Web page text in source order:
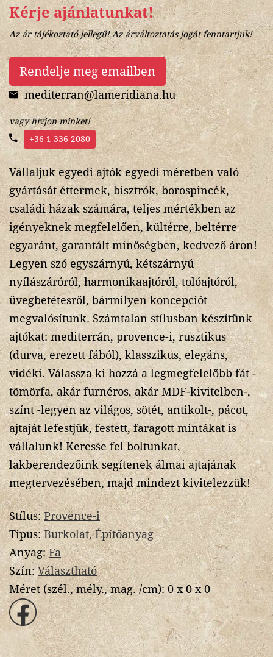
Kérje ajánlatunkat!
Az ár tájékoztató jellegű! Az árváltoztatás jogát fenntartjuk!
Rendelje meg emailben
mediterran@lameridiana.hu
vagy hívjon minket!
+36 1 336 2080
Vállaljuk egyedi ajtók egyedi méretben való
gyártását éttermek, bisztrók, borospincék,
családi házak számára, teljes mértékben az
igényeknek megfelelően, kültérre, beltérre
egyaránt, garantált minőségben, kedvező áron!
Legyen szó egyszárnyú, kétszárnyú
nyílászáróról, harmonikaajtóról, tolóajtóról,
üvegbetétesről, bármilyen koncepciót
megvalósítunk. Számtalan stílusban készítünk
ajtókat: mediterrán, provence-i, rusztikus
(durva, erezett fából), klasszikus, elegáns,
vidéki. Válassza ki hozzá a legmegfelelőbb fát -
tömörfa, akár furnéros, akár MDF-kivitelben-,
színt -legyen az világos, sötét, antikolt-, pácot,
ajtaját lefestjük, festett, faragott mintákat is
vállalunk! Keresse fel boltunkat,
lakberendezőink segítenek álmai ajtajának
megtervezésében, majd mindezt kivitelezzük!
Stílus:Provence-i
Tipus:Burkolat, Építőanyag
Anyag:Fa
Szín:Választható
Méret (szél., mély., mag. /cm):0 x 0 x 0